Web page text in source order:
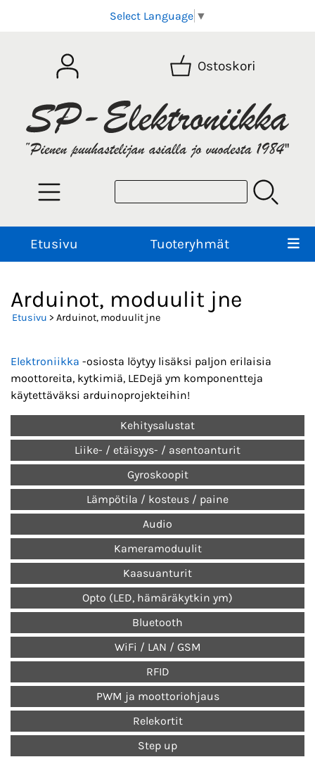
Select Language ▼
Ostoskori
Etusivu Tuoteryhmät
Arduinot, moduulit jne
Etusivu > Arduinot, moduulit jne
Elektroniikka -osiosta löytyy lisäksi paljon erilaisia
moottoreita, kytkimiä, LEDejä ym komponentteja
käytettäväksi arduinoprojekteihin!
Kehitysalustat
Liike- / etäisyys- / asentoanturit
Gyroskoopit
Lämpötila / kosteus / paine
Audio
Kameramoduulit
Kaasuanturit
Opto (LED, hämäräkytkin ym)
Bluetooth
WiFi / LAN / GSM
RFID
PWM ja moottoriohjaus
Relekortit
Step up